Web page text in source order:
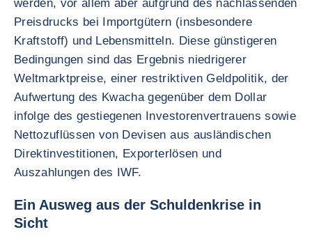
werden, vor allem aber aufgrund des nachlassenden
Preisdrucks bei Importgütern (insbesondere
Kraftstoff) und Lebensmitteln. Diese günstigeren
Bedingungen sind das Ergebnis niedrigerer
Weltmarktpreise, einer restriktiven Geldpolitik, der
Aufwertung des Kwacha gegenüber dem Dollar
infolge des gestiegenen Investorenvertrauens sowie
Nettozuflüssen von Devisen aus ausländischen
Direktinvestitionen, Exporterlösen und
Auszahlungen des IWF.
Ein Ausweg aus der Schuldenkrise in
Sicht